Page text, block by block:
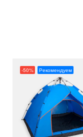
-50% Рекомендуем